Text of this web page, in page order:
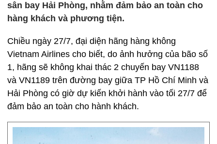
sân bay Hải Phòng, nhằm đảm bảo an toàn cho
hàng khách và phương tiện.
Chiều ngày 27/7, đại diện hãng hàng không
Vietnam Airlines cho biết, do ảnh hưởng của bão số
1, hãng sẽ không khai thác 2 chuyến bay VN1188
và VN1189 trên đường bay giữa TP Hồ Chí Minh và
Hải Phòng có giờ dự kiến khởi hành vào tối 27/7 để
đảm bảo an toàn cho hành khách.